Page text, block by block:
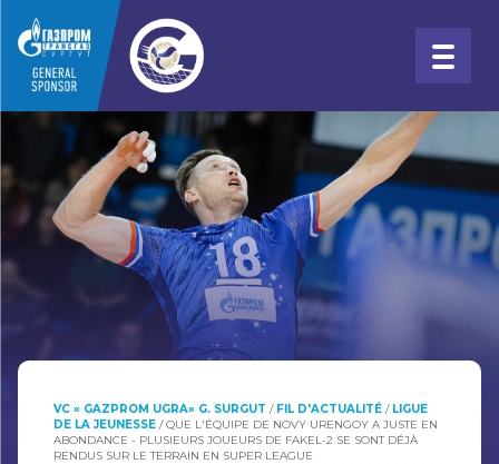
VC « GAZPROM UGRA» G. SURGUT / FIL D'ACTUALITÉ / LIGUE
DE LA JEUNESSE /QUE L'ÉQUIPE DE NOVY URENGOY A JUSTE EN
ABONDANCE - PLUSIEURS JOUEURS DE FAKEL-2 SE SONT DÉJÀ
RENDUS SUR LE TERRAIN EN SUPER LEAGUE